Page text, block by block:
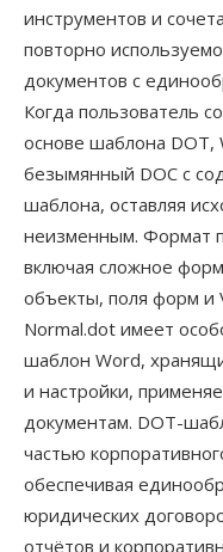
инструментов и
повторно
документов с
Когда пользователь
основе шаблона DOT,
безымянный DOC с
шаблона, оставляя
неизменным. Формат
включая сложное
объекты, поля форм и
Normal.dot имеет
шаблон Word,
и настройки,
документам. DOT-
частью
обеспечивая
юридических
отчётов и